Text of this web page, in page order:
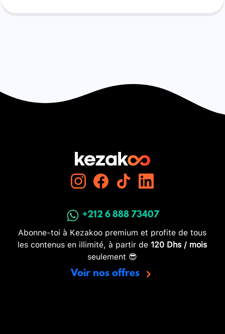
+212 6 888 73407
Abonne-toi à Kezakoo premium et profite de tous
les contenus en illimité, à partir de 120 Dhs / mois
seulement 😎
Voir nos offres